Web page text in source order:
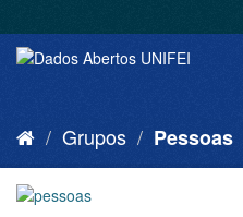
Grupos Pessoas